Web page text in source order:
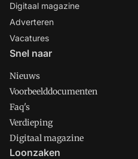
Digitaal magazine
Adverteren
Vacatures
Snel naar
Nieuws
Voorbeelddocumenten
Faq's
Verdieping
Digitaal magazine
Loonzaken